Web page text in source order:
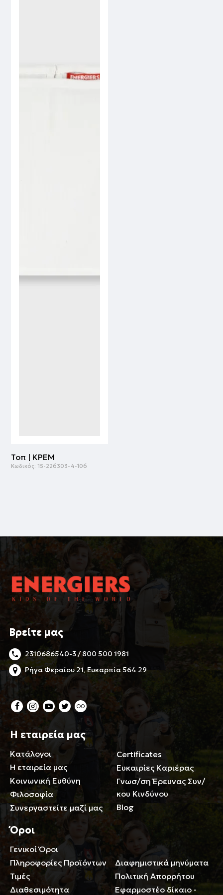
Τοπ | ΚΡΕΜ
Κωδικός: 15-226303-4-106
Βρείτε μας
2310686540-3 / 800 500 1981
Ρήγα Φεραίου 21, Ευκαρπία 564 29
Η εταιρεία μας
Κατάλογοι
Η εταιρεία μας
Κοινωνική Ευθύνη
Φιλοσοφία
Συνεργαστείτε μαζί μας
Certificates
Ευκαιρίες Καριέρας
Γνωσ/ση Έρευνας Συν/
κου Κινδύνου
Blog
Όροι
Γενικοί Όροι
Πληροφορίες Προϊόντων
Τιμές
Διαθεσιμότητα
Περιορισμοί ευθύνης
Διαφημιστικά μηνύματα
Πολιτική Απορρήτου
Εφαρμοστέο δίκαιο -